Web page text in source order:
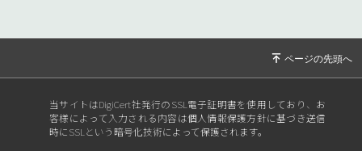
当サイトはDigiCert社発行のSSL電子証明書を使用しており、お
客様によって入力される内容は個人情報保護方針に基づき送信
時にSSLという暗号化技術によって保護されます。